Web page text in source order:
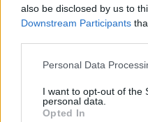
also be disclosed by us to
Downstream Participants
Personal Data
I want to opt-out of the
personal data.
Opted In